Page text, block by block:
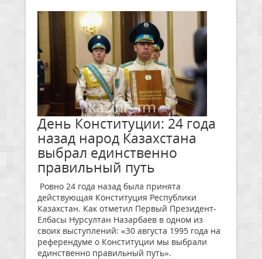
День Конституции: 24 года
назад народ Казахстана
выбрал единственно
правильный путь
Ровно 24 года назад была принята
действующая Конституция Республики
Казахстан. Как отметил Первый Президент-
Елбасы Нурсултан Назарбаев в одном из
своих выступлений: «30 августа 1995 года на
референдуме о Конституции мы выбрали
единственно правильный путь».